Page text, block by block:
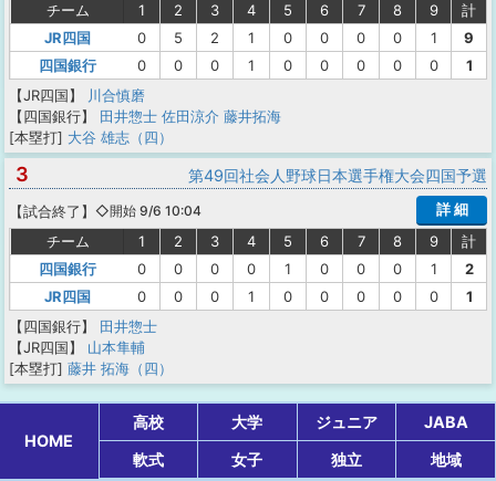
チーム
1 2 3 4 5 6 7 8 9
計
JR四国
0 5 2 1 0 0 0 0 1
9
四国銀行
0 0 0 1 0 0 0 0 0
1
【JR四国】
川合慎磨
【四国銀行】
田井惣士 佐田涼介 藤井拓海
[本塁打] 大谷 雄志（四）
3 第49回社会人野球日本選手権大会四国予選
【試合終了 】 ◇開始 9/6 10:04
詳 細
チーム
1 2 3 4 5 6 7 8 9
計
四国銀行
0 0 0 0 1 0 0 0 1
2
JR四国
0 0 0 1 0 0 0 0 0
1
【四国銀行】
田井惣士
【JR四国】
山本隼輔
[本塁打] 藤井 拓海（四）
HOME
高校 大学 ジュニア
JABA
軟式
女子 独立 地域